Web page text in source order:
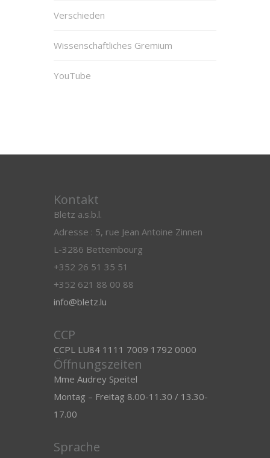
Verschieden
Wissenschaftliches Gremium
YouTube
Kontakt
Blëtz a.s.b.l.
Adresse : 5, rue Jean Antoine Zinnen
L-3286 Bettembourg
+352 26 51 35 51
+352 621 88 00 88
info@bletz.lu
CCP
CCPL LU84 1111 7009 1792 0000
Öffnungszeiten
Mme Audrey Speitel
Montag – Freitag 8.00-11.30 / 13.30-
17.00
Sprache